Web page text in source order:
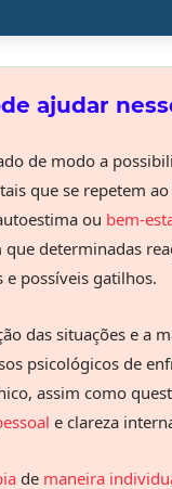
ajudar
de modo a
que se repetem
ou bem-
determinadas
e possíveis gatilhos.
das situações e a
psicológicos de
assim como
e clareza
de maneira